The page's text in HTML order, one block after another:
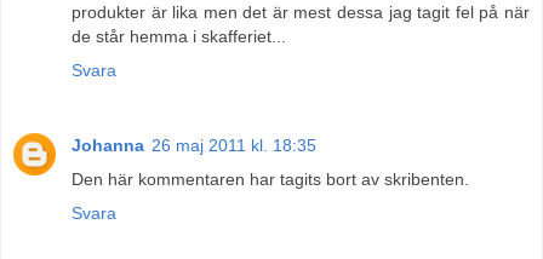
produkter är lika men det är mest dessa jag tagit fel på när
de står hemma i skafferiet...
Svara
Johanna 26 maj 2011 kl. 18:35
Den här kommentaren har tagits bort av skribenten.
Svara